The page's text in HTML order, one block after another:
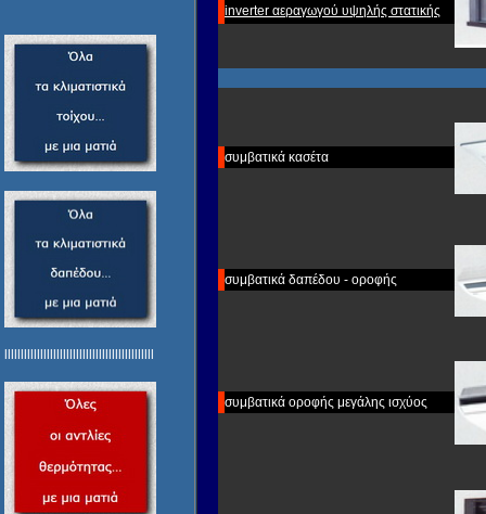
inverter αεραγωγού υψηλής στατικής
συμβατικά κασέτα
συμβατικά δαπέδου - οροφής
συμβατικά οροφής μεγάλης ισχύος